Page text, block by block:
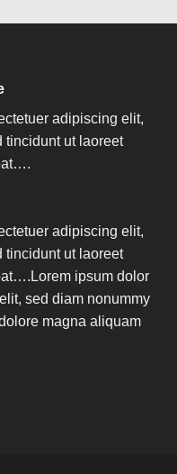
adipiscing elit,
tincidunt ut laoreet
adipiscing elit,
tincidunt ut laoreet
ipsum dolor
sed diam nonummy
magna aliquam